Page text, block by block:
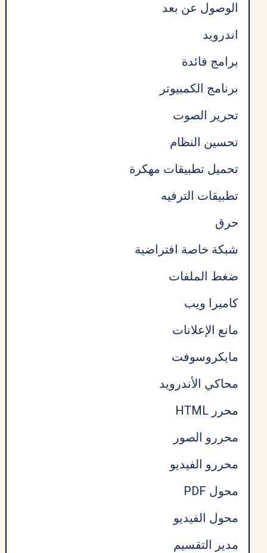
الوصول عن بعد
اندرويد
برامج فائدة
برنامج الكمبيوتر
تحرير الصوت
تحسين النظام
تحميل تطبيقات مهكرة
تطبيقات الترفيه
حرق
شبكة خاصة افتراضية
ضغط الملفات
كاميرا ويب
مانع الإعلانات
مايكروسوفت
محاكي الأندرويد
محرر HTML
محررو الصور
محررو الفيديو
محول PDF
محول الفيديو
مدير التقسيم